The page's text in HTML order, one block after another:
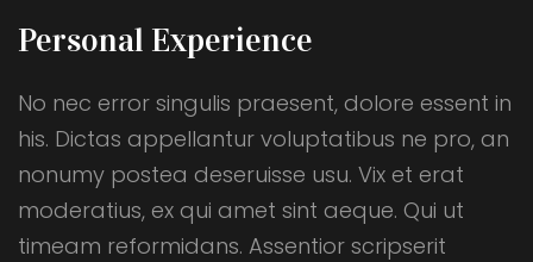
Personal Experience
No nec error singulis praesent, dolore essent in
his. Dictas appellantur voluptatibus ne pro, an
nonumy postea deseruisse usu. Vix et erat
moderatius, ex qui amet sint aeque. Qui ut
timeam reformidans. Assentior scripserit